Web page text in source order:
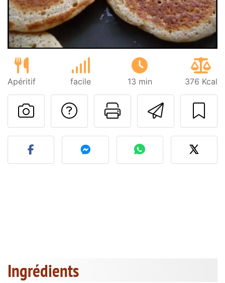
Apéritif facile 13 min 376 Kcal
Imprimer
Poser une
Publier votre photo de
Ingrédients